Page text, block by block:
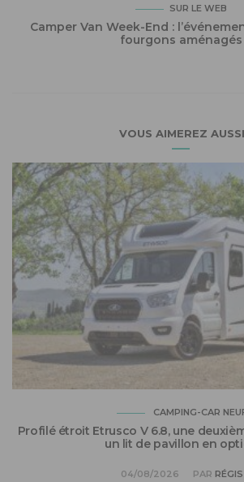
SUR LE WEB
Camper Van Week-End :
fourgons aménagés
VOUS AIMEREZ AUSSI
CAMPING-CAR
Profilé étroit Etrusco V 6.8, une
un lit de pavillon en
04/08/2026 PAR RÉGIS